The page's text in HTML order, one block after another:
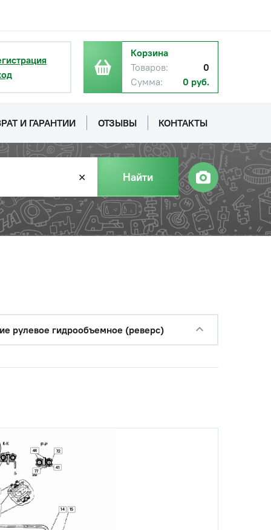
Корзина
Товаров:
0
Сумма:
0 руб.
И ГАРАНТИИ ОТЗЫВЫ КОНТАКТЫ
✕ Найти
рулевое гидрообъемное (реверс)
14 15
41
44 72
77
НДС
Купить
Купить
НДС
− + Купить